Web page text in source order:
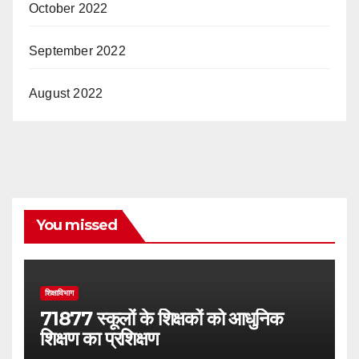
October 2022
September 2022
August 2022
You missed
शिक्षाविभाग
71877 स्कूलों के शिक्षकों को आधुनिक
शिक्षण का प्रशिक्षण